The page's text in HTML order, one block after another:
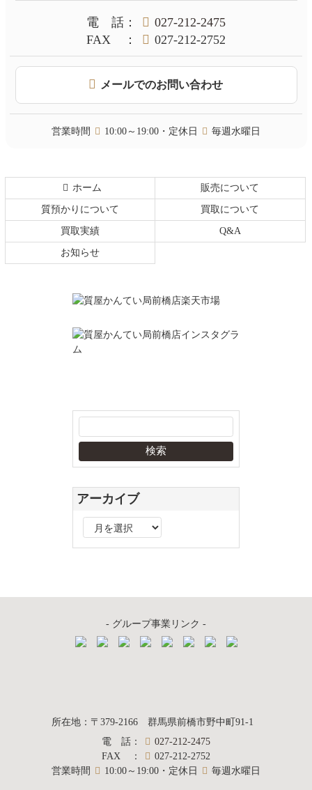
電話 ：
027-212-2475
FAX
： 027-212-2752
メールでのお問い合わせ
営業時間 10:00～19:00・定休日 毎週水曜日
ホーム 販売について
質預かりについて 買取について
買取実績 Q&A
お知らせ
アーカイブ
ー
- グループ事業リンク -
質屋かんてい局
前橋店
所在地 ： 〒379-2166群馬県前橋市野中町91-1
電話 ：
027-212-2475
FAX
：
027-212-2752
営業時間
10:00～19:00・定休日 毎週水曜日